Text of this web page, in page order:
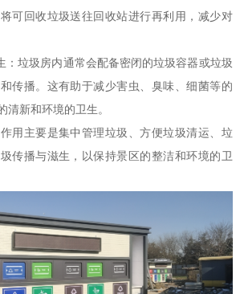
可回收垃圾送往回收站进行再利用，减少对
：垃圾房内通常会配备密闭的垃圾容器或垃圾
传播。这有助于减少害虫、臭味、细菌等的
清新和环境的卫生。
用主要是集中管理垃圾、方便垃圾清运、垃
传播与滋生，以保持景区的整洁和环境的卫